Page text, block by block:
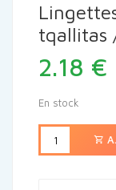
tqallitas
2.18 €
En stock